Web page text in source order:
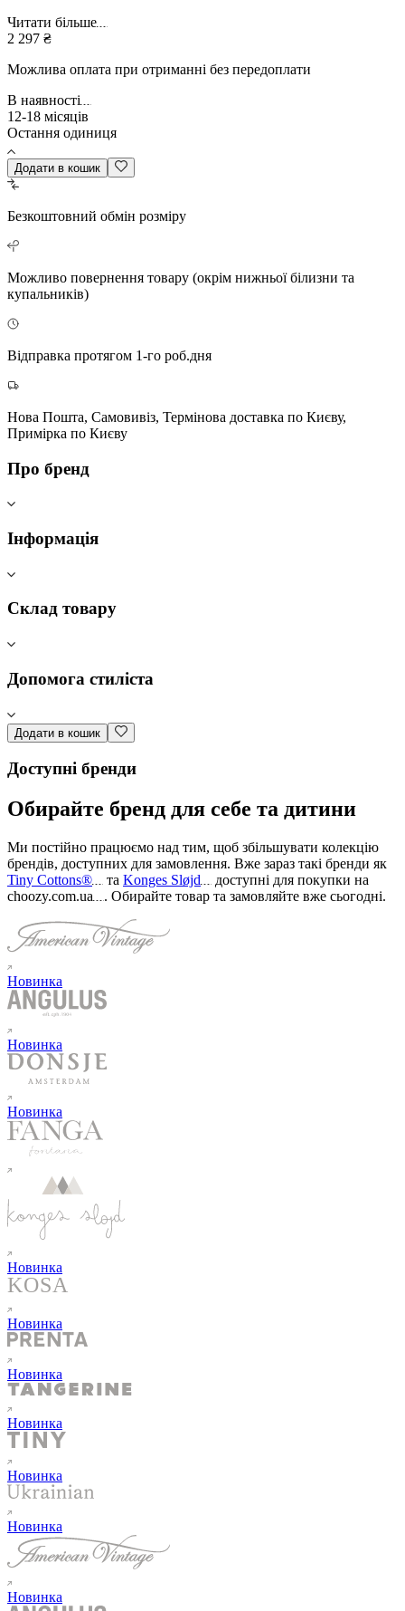
Читати більше
2 297 ₴
Можлива оплата при отриманні без передоплати
В наявності
12-18 місяців
Остання одиниця
Додати в кошик
Безкоштовний обмін розміру
Можливо повернення товару (окрім нижньої білизни та
купальників)
Відправка протягом 1-го роб.дня
Нова Пошта, Самовивіз, Термінова доставка по Києву,
Примірка по Києву
Про бренд
Інформація
Склад товару
Допомога стиліста
Додати в кошик
Доступні бренди
Обирайте бренд для себе та дитини
Ми постійно працюємо над тим, щоб збільшувати колекцію
брендів, доступних для замовлення. Вже зараз такі бренди як
Tiny Cottons®
та Konges Sløjd
доступні для покупки на
choozy.com.ua
. Обирайте товар та замовляйте вже сьогодні.
Новинка
Новинка
Новинка
Новинка
Новинка
Новинка
Новинка
Новинка
Новинка
Новинка